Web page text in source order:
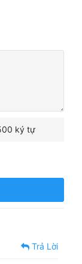
ký tự
Trả Lời